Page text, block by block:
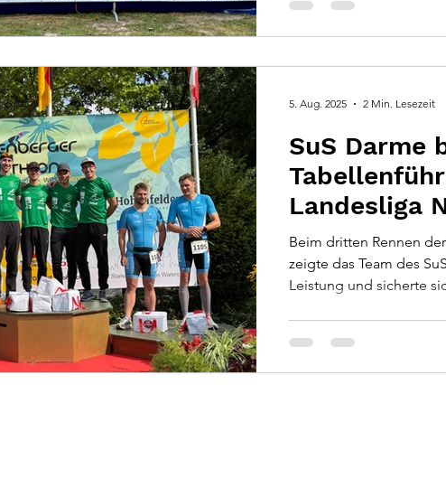
SuS Darme
Landesliga
Sassenberg
Beim dritten Rennen
zeigte das Team des
Leistung und sicherte
5. Aug. 2025 2 Min. Lesezeit